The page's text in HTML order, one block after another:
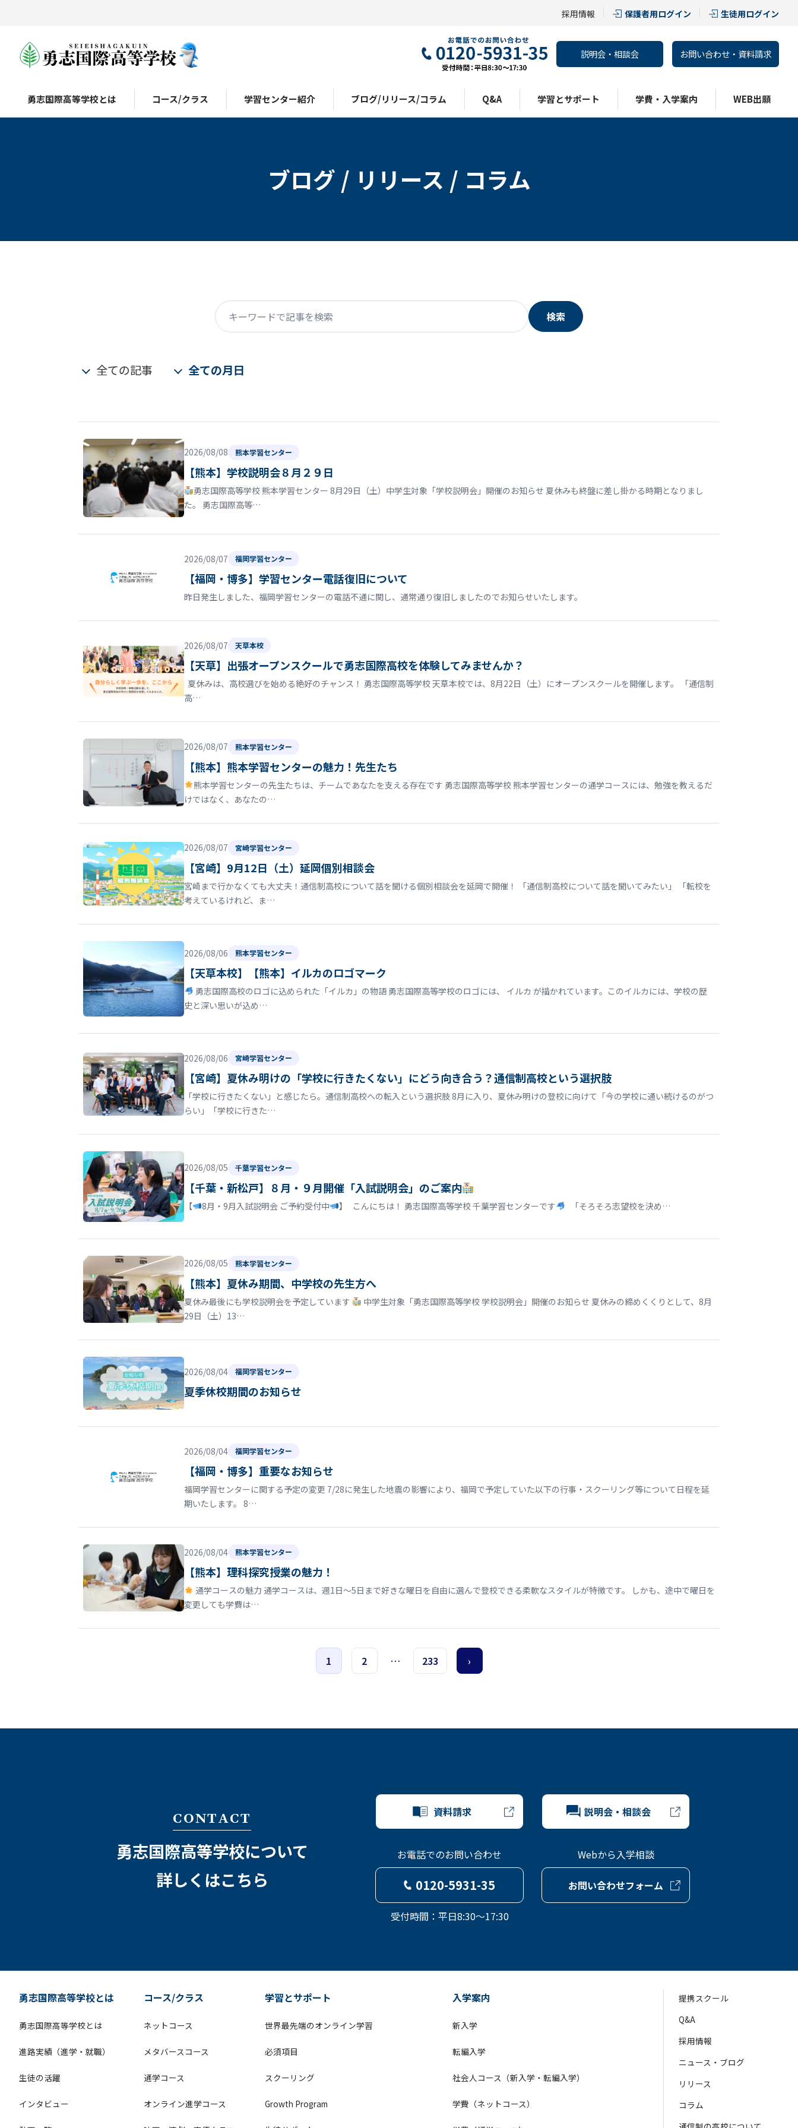
採用情報 保護者用ログイン 生徒用ログイン
説明会・相談会 お問い合わせ・資料請求
勇志国際高等学校とは コース/クラス 学習センター紹介 ブログ/リリース/コラム Q&A 学習とサポート 学費・入学案内 WEB出願
ブログ / リリース / コラム
キーワードで記事を検索
検索
全ての記事 全ての月日
2026/08/08 熊本学習センター
【熊本】学校説明会８月２９日
勇志国際高等学校 熊本学習センター 8月29日（土）中学生対象「学校説明会」開催のお知らせ 夏休みも終盤に差し掛かる時期となりまし
た。 勇志国際高等…
2026/08/07 福岡学習センター
【福岡・博多】学習センター電話復旧について
昨日発生しました、福岡学習センターの電話不通に関し、通常通り復旧しましたのでお知らせいたします。
2026/08/07 天草本校
【天草】出張オープンスクールで勇志国際高校を体験してみませんか？
夏休みは、高校選びを始める絶好のチャンス！ 勇志国際高等学校 天草本校では、8月22日（土）にオープンスクールを開催します。 「通信制
高…
2026/08/07 熊本学習センター
【熊本】熊本学習センターの魅力！先生たち
熊本学習センターの先生たちは、チームであなたを支える存在です 勇志国際高等学校 熊本学習センターの通学コースには、勉強を教えるだ
けではなく、あなたの…
2026/08/07 宮崎学習センター
【宮崎】9月12日（土）延岡個別相談会
宮崎まで行かなくても大丈夫！通信制高校について話を聞ける個別相談会を延岡で開催！ 「通信制高校について話を聞いてみたい」 「転校を
考えているけれど、ま…
2026/08/06 熊本学習センター
【天草本校】【熊本】イルカのロゴマーク
勇志国際高校のロゴに込められた「イルカ」の物語 勇志国際高等学校のロゴには、 イルカ が描かれています。このイルカには、学校の歴
史と深い思いが込め…
2026/08/06 宮崎学習センター
【宮崎】夏休み明けの「学校に行きたくない」にどう向き合う？通信制高校という選択肢
「学校に行きたくない」と感じたら。通信制高校への転入という選択肢 8月に入り、夏休み明けの登校に向けて「今の学校に通い続けるのがつ
らい」「学校に行きた…
2026/08/05 千葉学習センター
【千葉・新松戸】８月・９月開催「入試説明会」のご案内
【 8月・9月入試説明会 ご予約受付中 】 こんにちは！ 勇志国際高等学校 千葉学習センターです 「そろそろ志望校を決め…
2026/08/05 熊本学習センター
【熊本】夏休み期間、中学校の先生方へ
夏休み最後にも学校説明会を予定しています
中学生対象「勇志国際高等学校 学校説明会」開催のお知らせ 夏休みの締めくくりとして、8月
29日（土）13…
2026/08/04 福岡学習センター
夏季休校期間のお知らせ
2026/08/04 福岡学習センター
【福岡・博多】重要なお知らせ
福岡学習センターに関する予定の変更 7/28に発生した地震の影響により、福岡で予定していた以下の行事・スクーリング等について日程を延
期いたします。 8…
2026/08/04 熊本学習センター
【熊本】理科探究授業の魅力！
通学コースの魅力 通学コースは、週1日〜5日まで好きな曜日を自由に選んで登校できる柔軟なスタイルが特徴です。 しかも、途中で曜日を
変更しても学費は…
1 2 … 233 ›
CONTACT
勇志国際高等学校について
詳しくはこちら
資料請求 説明会・相談会
お電話でのお問い合わせ
0120-5931-35
受付時間：平日8:30～17:30
Webから入学相談
お問い合わせフォーム
勇志国際高等学校とは
勇志国際高等学校とは
進路実績（進学・就職）
生徒の活躍
インタビュー
コース/クラス
ネットコース
メタバースコース
通学コース
オンライン進学コース
学習とサポート
世界最先端のオンライン学習
必須項目
スクーリング
Growth Program
入学案内
新入学
転編入学
社会人コース（新入学・転編入学）
学費（ネットコース）
提携スクール
Q&A
採用情報
ニュース・ブログ
リリース
コラム